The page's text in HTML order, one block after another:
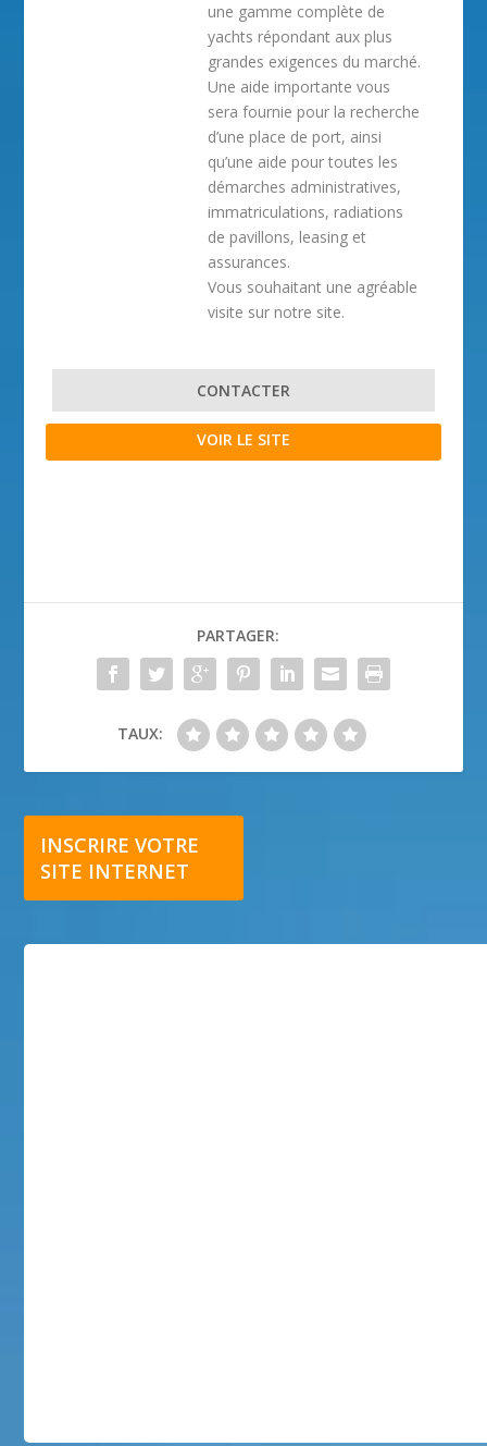
une gamme complète de
yachts répondant aux plus
grandes exigences du marché.
Une aide importante vous
sera fournie pour la recherche
d’une place de port, ainsi
qu’une aide pour toutes les
démarches administratives,
immatriculations, radiations
de pavillons, leasing et
assurances.
Vous souhaitant une agréable
visite sur notre site.
CONTACTER
VOIR LE SITE
PARTAGER:
TAUX:
INSCRIRE VOTRE
SITE INTERNET